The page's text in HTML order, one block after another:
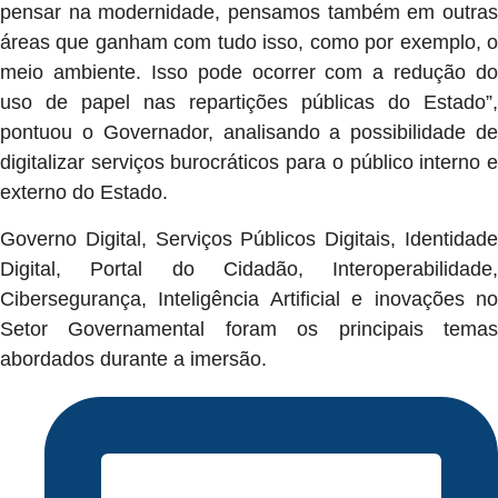
pensar na modernidade, pensamos também em outras
áreas que ganham com tudo isso, como por exemplo, o
meio ambiente. Isso pode ocorrer com a redução do
uso de papel nas repartições públicas do Estado”,
pontuou o Governador, analisando a possibilidade de
digitalizar serviços burocráticos para o público interno e
externo do Estado.
Governo Digital, Serviços Públicos Digitais, Identidade
Digital, Portal do Cidadão, Interoperabilidade,
Cibersegurança, Inteligência Artificial e inovações no
Setor Governamental foram os principais temas
abordados durante a imersão.